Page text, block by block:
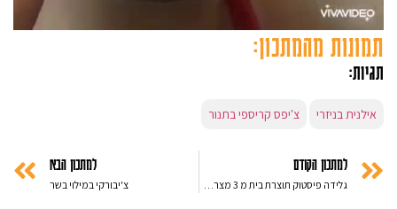
תמונות מהמתכון:
תגיות:
אילנית בניזרי צ'יפס קריספי בתנור
למתכון הקודם
גלידה פיסטוק תוצרת בית מ 3 מצרכים בלבד – הכי טעים שיש
למתכון הבא
צ'יבורקי במילוי בשר